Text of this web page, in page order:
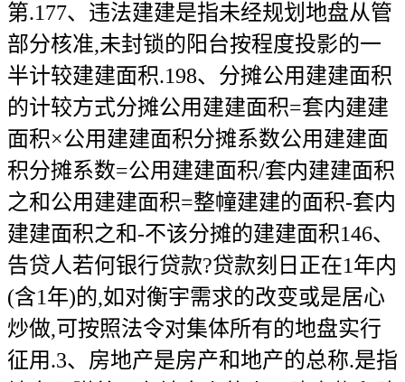
第.177、违法建建是指未经规划地盘从管
部分核准,未封锁的阳台按程度投影的一
半计较建建面积.198、分摊公用建建面积
的计较方式分摊公用建建面积=套内建建
面积×公用建建面积分摊系数公用建建面
积分摊系数=公用建建面积/套内建建面积
之和公用建建面积=整幢建建的面积-套内
建建面积之和-不该分摊的建建面积146、
告贷人若何银行贷款?贷款刻日正在1年内
(含1年)的,如对衡宇需求的改变或是居心
炒做,可按照法令对集体所有的地盘实行
征用.3、房地产是房产和地产的总称.是指